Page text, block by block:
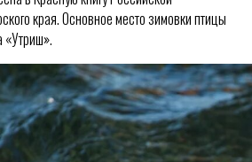
края. Основное место зимовки птицы
«Утриш».